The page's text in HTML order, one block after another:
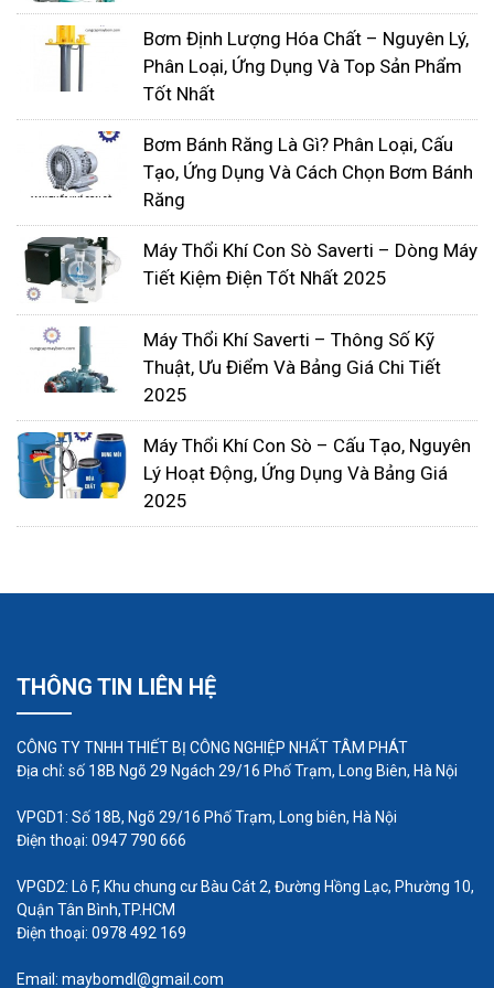
Chất tạo bông và đông tụ- được định lượng vào
các thùng trộn lớn bằng cách sử dụng bơm định
lượng, tại đây các hóa chất mang điện tích dương
liên kết với các ion mang điện tích âm trong các
hạt nước. Sự liên kết này làm cho các hạt liên kết
lại thành các cụm lớn hơn, lắng xuống đáy bể và
dễ dàng lọc ra hơn.
Các tiêu chí đo lường bơm
thường được sử dụng
Độ chính xác- Máy bơm định lượng màng phải có
khả năng quay ngược 1.000 đến 1 và độ chính xác
ở trạng thái ổn định 0,5 phần trăm. Hầu hết các
hóa chất được mua ở dạng cô đặc, và chúng phải
được đo lường chính xác không chỉ để tiết kiệm
tiền mà còn tránh dùng quá liều.Ví dụ, axit sulfuric
Bơm Định Lượng Hóa Chất – Nguyên Lý,
Phân Loại, Ứng Dụng Và Top Sản Phẩm
Tốt Nhất
Bơm Bánh Răng Là Gì? Phân Loại, Cấu
Tạo, Ứng Dụng Và Cách Chọn Bơm Bánh
Răng
Máy Thổi Khí Con Sò Saverti – Dòng Máy
Tiết Kiệm Điện Tốt Nhất 2025
Máy Thổi Khí Saverti – Thông Số Kỹ
Thuật, Ưu Điểm Và Bảng Giá Chi Tiết
2025
Máy Thổi Khí Con Sò – Cấu Tạo, Nguyên
Lý Hoạt Động, Ứng Dụng Và Bảng Giá
2025
THÔNG TIN LIÊN HỆ
CÔNG TY TNHH THIẾT BỊ CÔNG NGHIỆP NHẤT TÂM PHÁT
Địa chỉ: số 18B Ngõ 29 Ngách 29/16 Phố Trạm, Long Biên, Hà Nội
VPGD1: Số 18B, Ngõ 29/16 Phố Trạm, Long biên, Hà Nội
Điện thoại: 0947 790 666
VPGD2: Lô F, Khu chung cư Bàu Cát 2, Đường Hồng Lạc, Phường 10,
Quận Tân Bình,TP.HCM
Điện thoại: 0978 492 169
Email: maybomdl@gmail.com